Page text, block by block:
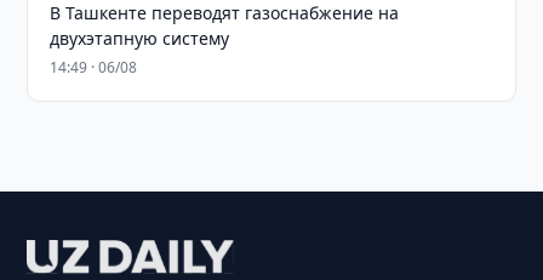
В Ташкенте переводят газоснабжение на
двухэтапную систему
14:49 · 06/08